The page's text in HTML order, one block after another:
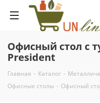
Офисный стол с
President
Главная - Каталог -
Офисные столы - Офисный